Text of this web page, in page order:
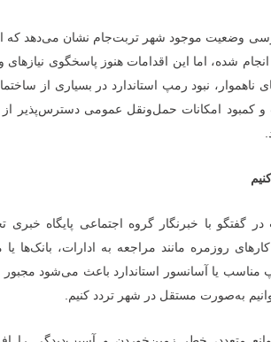
وضعیت موجود شهر تربت‌جام نشان می‌دهد که
شده، اما این اقدامات هنوز پاسخگوی نیازهای
ناهموار، نبود رمپ استاندارد در بسیاری از
و کمبود امکانات حمل‌ونقل عمومی دسترس‌پذیر
گفتگو با خبرنگار گروه اجتماعی پایگاه خبری
روزمره مانند مراجعه به ادارات، بانک‌ها یا
مناسب یا آسانسور استاندارد باعث می‌شود
به‌صورت مستقل در شهر تردد کنیم.